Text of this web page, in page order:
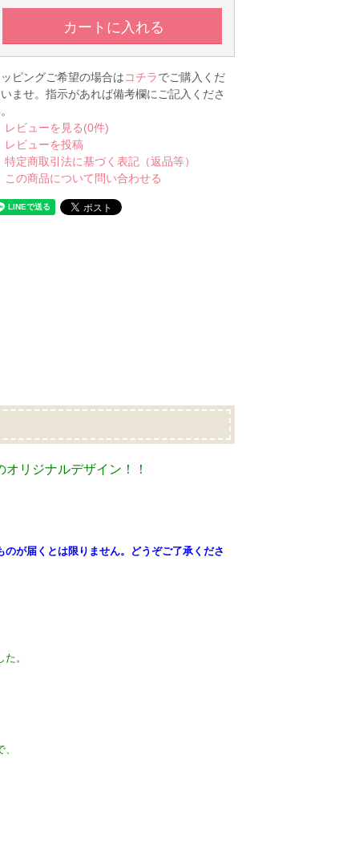
ピングご希望の場合はコチラでご購入くだ
いませ。指示があれば備考欄にご記入くださ
レビューを見る(0件)
レビューを投稿
特定商取引法に基づく表記（返品等）
この商品について問い合わせる
リジナルデザイン！！
が届くとは限りません。どうぞご了承くださ
。